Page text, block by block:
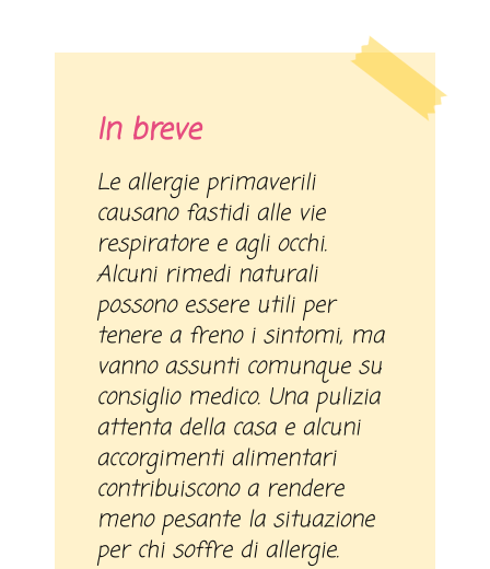
In breve
Le allergie primaverili
causano fastidi alle vie
respiratore e agli occhi.
Alcuni rimedi naturali
possono essere utili per
tenere a freno i sintomi, ma
vanno assunti comunque su
consiglio medico. Una pulizia
attenta della casa e alcuni
accorgimenti alimentari
contribuiscono a rendere
meno pesante la situazione
per chi soffre di allergie.